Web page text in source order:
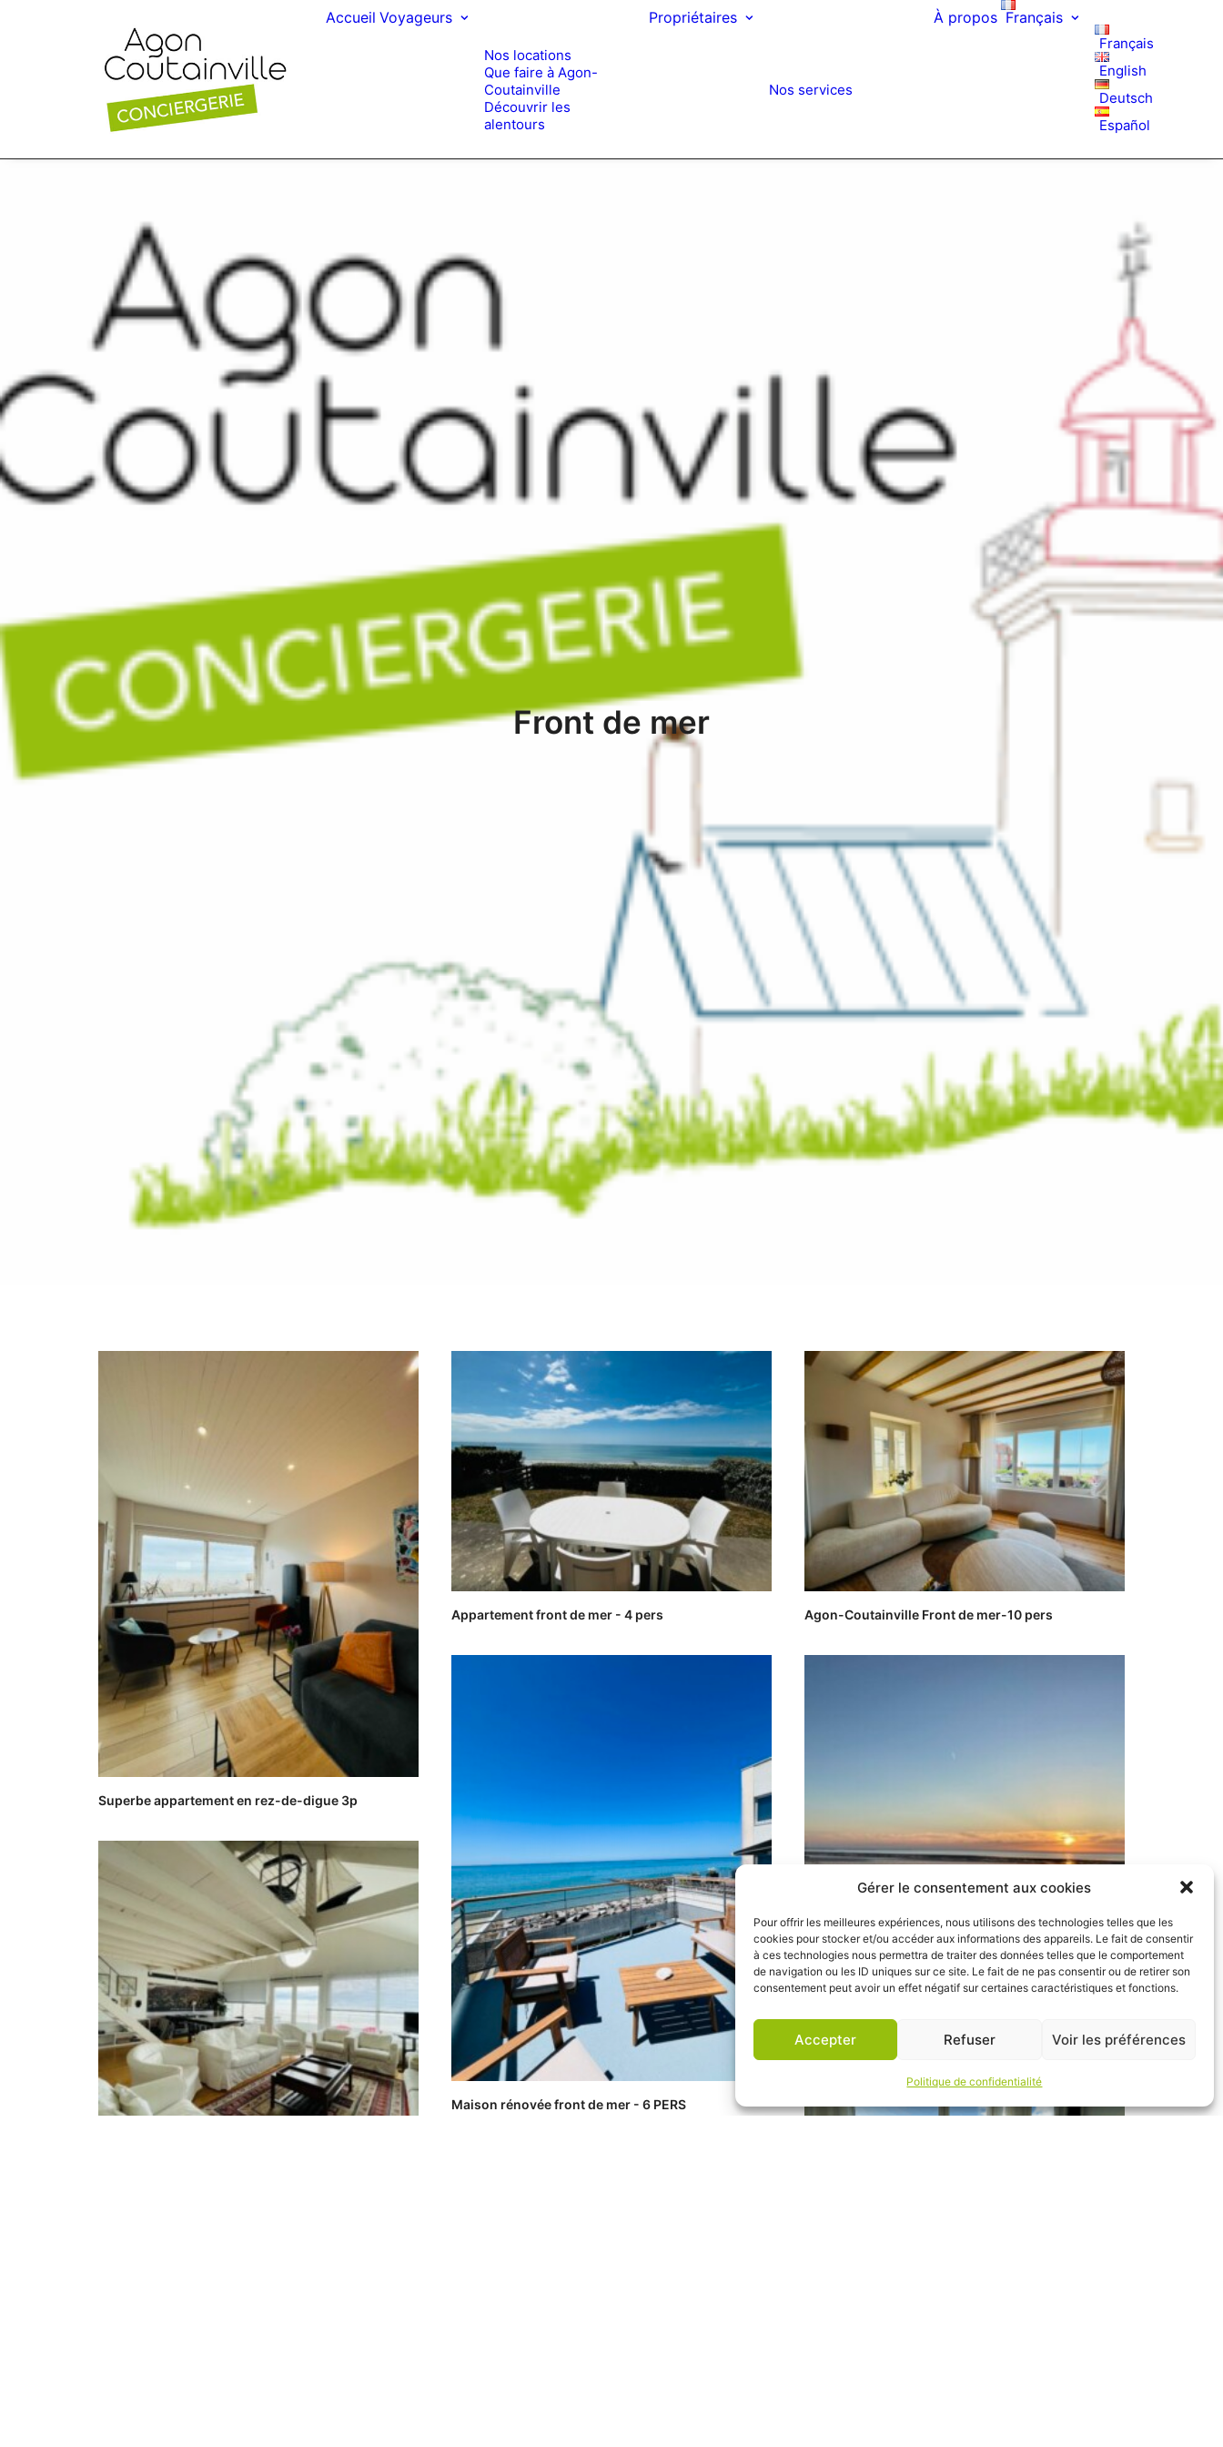
Gérer le consentement aux cookies
Pour offrir les meilleures expériences, nous utilisons des technologies telles que les
cookies pour stocker et/ou accéder aux informations des appareils. Le fait de consentir
à ces technologies nous permettra de traiter des données telles que le comportement
de navigation ou les ID uniques sur ce site. Le fait de ne pas consentir ou de retirer son
consentement peut avoir un effet négatif sur certaines caractéristiques et fonctions.
Accepter Refuser Voir les préférences
Politique de confidentialité
Accueil Voyageurs
Nos locations
Que faire à Agon-
Coutainville
Découvrir les
alentours
Propriétaires
Nos services
À propos Français
Français
English
Deutsch
Español
Front de mer
Superbe appartement en rez-de-digue 3p
Appartement front de mer - 4 pers Agon-Coutainville Front de mer-10 pers
Maison rénovée front de mer - 6 PERS
Maison front de mer - 8 pers